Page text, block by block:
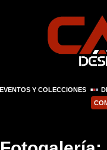
EVENTOS Y COLECCIONES